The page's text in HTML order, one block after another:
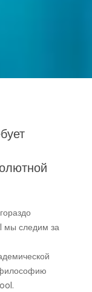
мы следим за